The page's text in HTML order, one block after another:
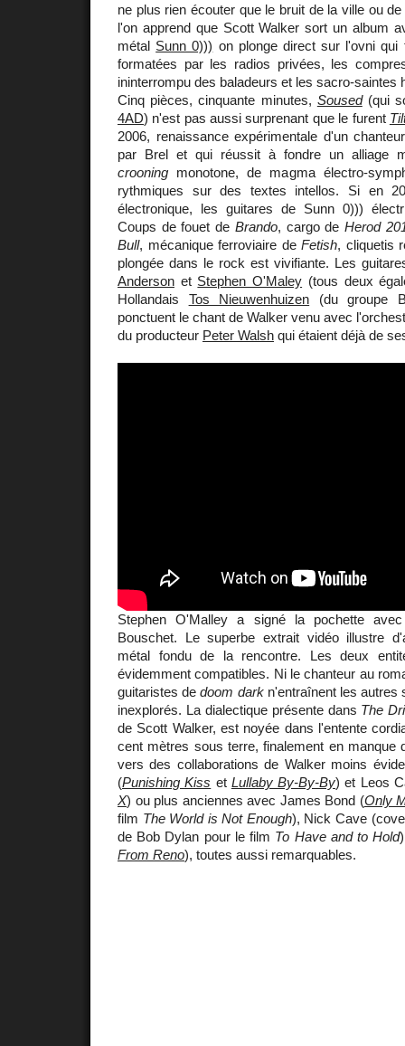
ne plus rien écouter que le bruit de la ville ou
l'on apprend que Scott Walker sort un album
métal Sunn 0))) on plonge direct sur l'ovni qui
formatées par les radios privées, les
ininterrompu des baladeurs et les sacro-saintes
Cinq pièces, cinquante minutes, Soused(qui
4AD) n'est pas aussi surprenant que le furent
2006, renaissance expérimentale d'un
par Brel et qui réussit à fondre un alliage
crooning monotone, de magma électro-
rythmiques sur des textes intellos. Si en
électronique, les guitares de Sunn 0)))
Coups de fouet de Brando, cargo de Herod
Bull, mécanique ferroviaire deFetish, cliquetis
plongée dans le rock est vivifiante. Les
Anderson et Stephen O'Maley (tous deux
Hollandais Tos Nieuwenhuizen (du groupe
ponctuent le chant de Walker venu avec
du producteur Peter Walsh qui étaient déjà de
Stephen O'Malley a signé la pochette
Bouschet. Le superbe extrait vidéo illustre
métal fondu de la rencontre. Les deux
évidemment compatibles. Ni le chanteur au
guitaristes dedoom darkn'entraînent les autres
inexplorés. La dialectique présente dans The
de Scott Walker, est noyée dans l'entente
cent mètres sous terre, finalement en manque
vers des collaborations de Walker moins
(Punishing Kiss et Lullaby By-By-By) et Leos
X) ou plus anciennes avec James Bond (Only
film The World is Not Enough), Nick Cave
de Bob Dylan pour le film To Have and to Hold
From Reno), toutes aussi remarquables.